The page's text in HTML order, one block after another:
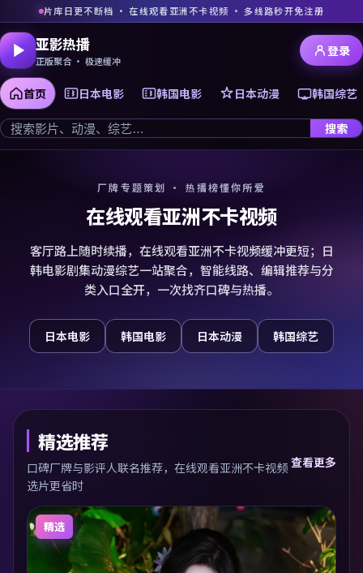
片库日更不断档 · 在线观看亚洲不卡视频 · 多线路秒开免注册
亚影热播
正版聚合 · 极速缓冲
首页 日本电影 韩国电影 日本动漫 韩国综艺
搜索
登录
厂牌专题策划 · 热播榜懂你所爱
在线观看亚洲不卡视频
客厅路上随时续播，在线观看亚洲不卡视频缓冲更短；日
韩电影剧集动漫综艺一站聚合，智能线路、编辑推荐与分
类入口全开，一次找齐口碑与热播。
日本电影 韩国电影 日本动漫 韩国综艺
精选推荐
口碑厂牌与影评人联名推荐，在线观看亚洲不卡视频
选片更省时
查看更多
精选